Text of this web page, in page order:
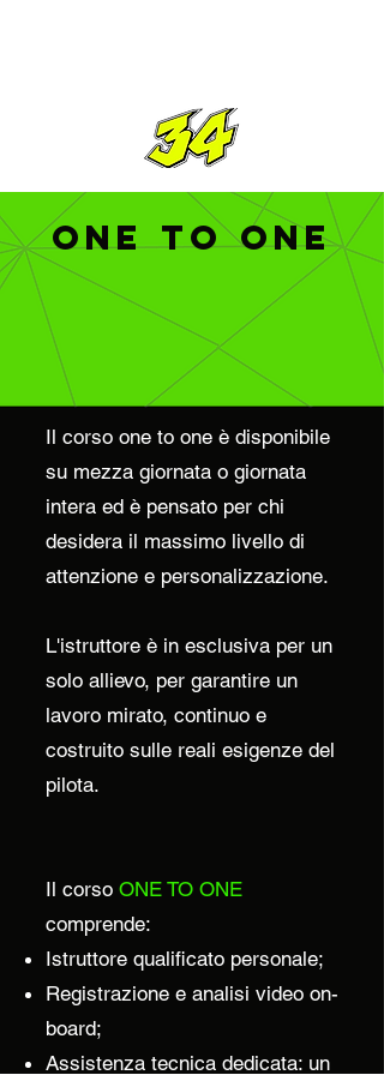
ONE TO ONE
Il corso one to one è disponibile
su mezza giornata o giornata
intera ed è pensato per chi
desidera il massimo livello di
attenzione e personalizzazione.
L'istruttore è in esclusiva per un
solo allievo, per garantire un
lavoro mirato, continuo e
costruito sulle reali esigenze del
pilota.
Il corso ONE TO ONE
comprende:
Istruttore qualificato personale;
Registrazione e analisi video on-
board;
Assistenza tecnica dedicata: un